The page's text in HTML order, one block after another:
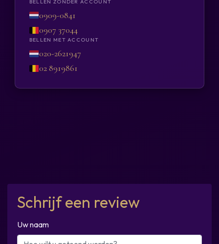
BELLEN ZONDER ACCOUNT
0909-0841
0907 37044
BELLEN MET ACCOUNT
020-2621947
02 8919861
Schrijf een review
Uw naam